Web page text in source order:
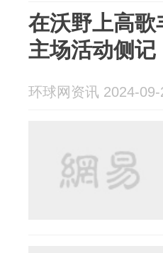
在沃野上高
主场活动侧记
环球网资讯 2024-09-